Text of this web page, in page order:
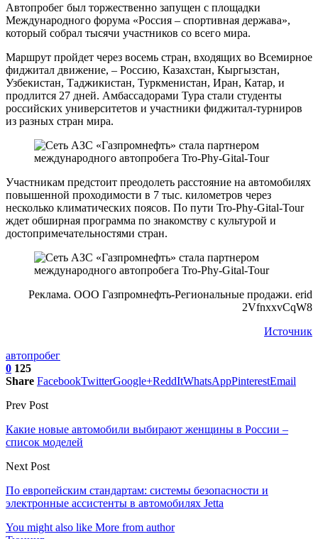
Автопробег был торжественно запущен с площадки
Международного форума «Россия – спортивная держава»,
который собрал тысячи участников со всего мира.
Маршрут пройдет через восемь стран, входящих во Всемирное
фиджитал движение, – Россию, Казахстан, Кыргызстан,
Узбекистан, Таджикистан, Туркменистан, Иран, Катар, и
продлится 27 дней. Амбассадорами Тура стали студенты
российских университетов и участники фиджитал-турниров
из разных стран мира.
Участникам предстоит преодолеть расстояние на автомобилях
повышенной проходимости в 7 тыс. километров через
несколько климатических поясов. По пути Tro-Phy-Gital-Tour
ждет обширная программа по знакомству с культурой и
достопримечательностями стран.
Реклама. ООО Газпромнефть-Региональные продажи. erid
2VfnxxvCqW8
Источник
автопробег
0 125
Share FacebookTwitterGoogle+ReddItWhatsAppPinterestEmail
Prev Post
Какие новые автомобили выбирают женщины в России –
список моделей
Next Post
По европейским стандартам: системы безопасности и
электронные ассистенты в автомобилях Jetta
You might also like More from author